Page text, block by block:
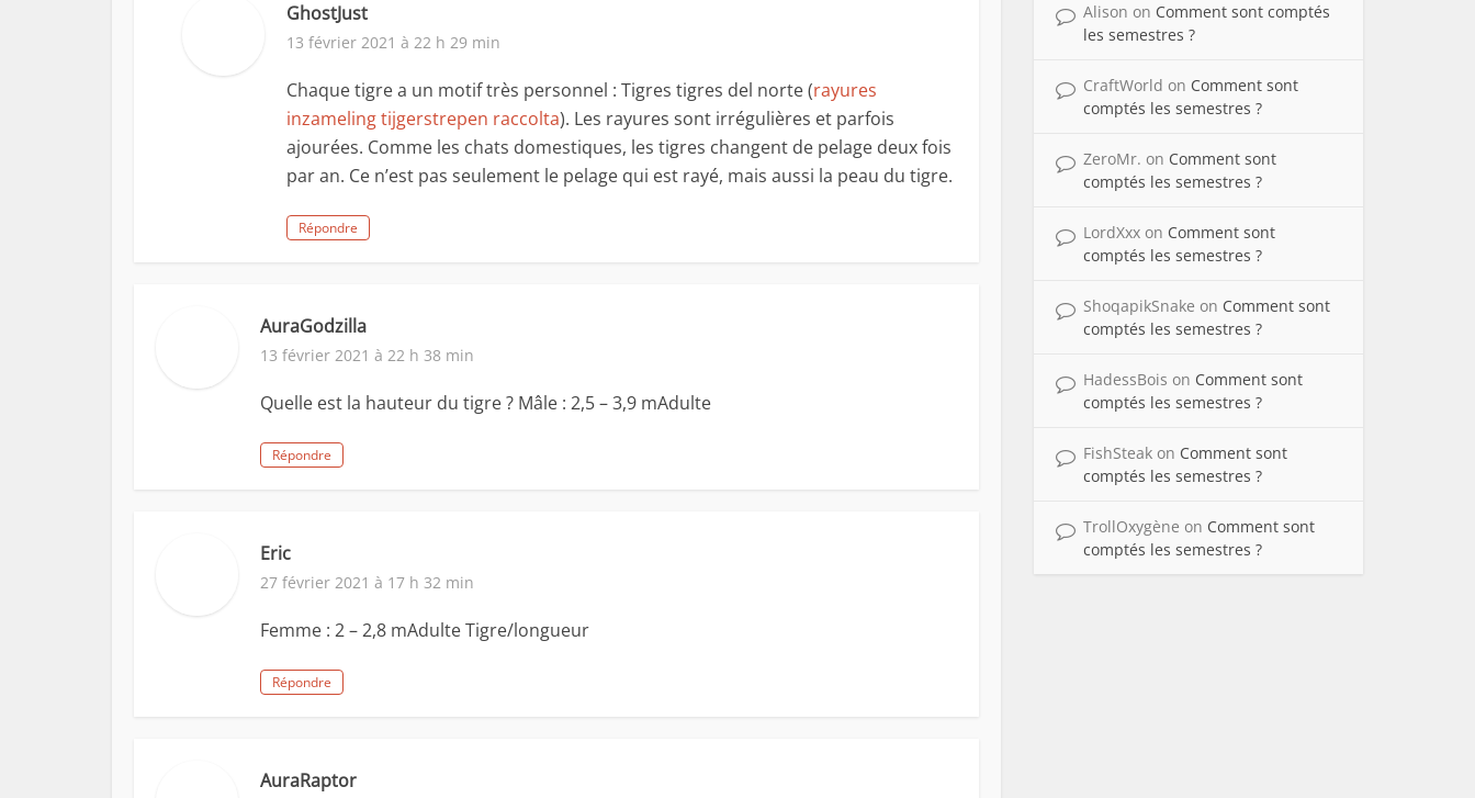
GhostJust
13 février 2021 à 22 h 29 min
Chaque tigre a un motif très personnel : Tigres tigres del norte (rayures
inzameling tijgerstrepen raccolta). Les rayures sont irrégulières et parfois
ajourées. Comme les chats domestiques, les tigres changent de pelage deux fois
par an. Ce n’est pas seulement le pelage qui est rayé, mais aussi la peau du tigre.
Répondre
AuraGodzilla
13 février 2021 à 22 h 38 min
Quelle est la hauteur du tigre ? Mâle : 2,5 – 3,9 mAdulte
Répondre
Eric
27 février 2021 à 17 h 32 min
Femme : 2 – 2,8 mAdulte Tigre/longueur
Répondre
AuraRaptor
Alison on Comment sont comptés
les semestres ?
CraftWorld on Comment sont
comptés les semestres ?
ZeroMr. on Comment sont
comptés les semestres ?
LordXxx on Comment sont
comptés les semestres ?
ShoqapikSnake on Comment sont
comptés les semestres ?
HadessBois on Comment sont
comptés les semestres ?
FishSteak on Comment sont
comptés les semestres ?
TrollOxygène on Comment sont
comptés les semestres ?